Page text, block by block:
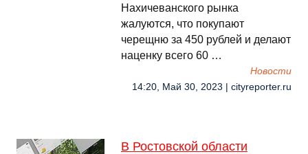
Нахичеванского рынка
жалуются, что покупают
черещню за 450 рублей и делают
наценку всего 60 …
Новости
14:20, Май 30, 2023 | cityreporter.ru
В Ростовской области